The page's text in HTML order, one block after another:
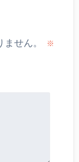
せん。 ※